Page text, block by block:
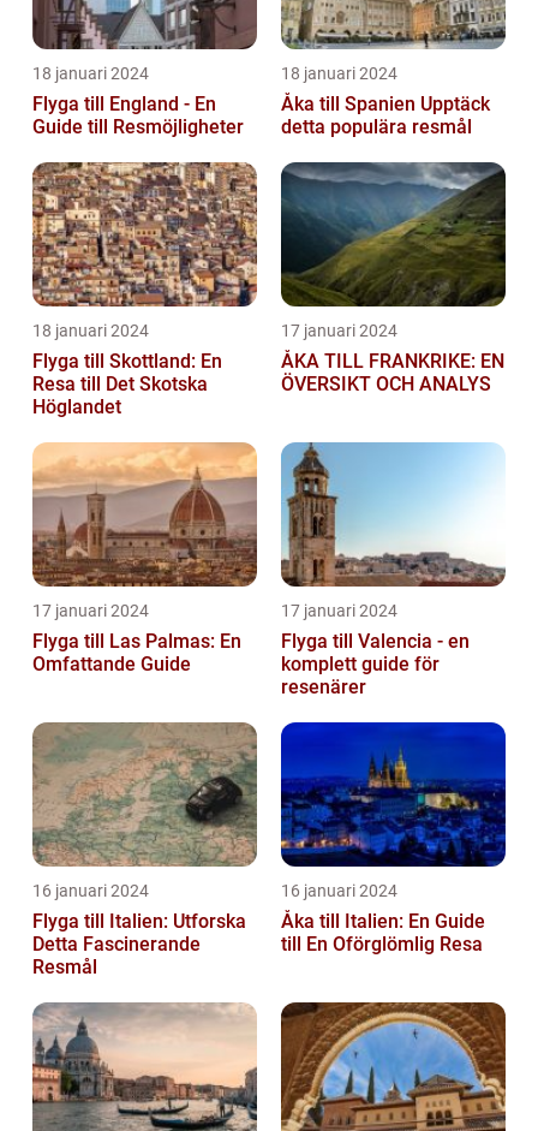
18 januari 2024
Flyga till England - En
Guide till Resmöjligheter
18 januari 2024
Åka till Spanien Upptäck
detta populära resmål
18 januari 2024
Flyga till Skottland: En
Resa till Det Skotska
Höglandet
17 januari 2024
ÅKA TILL FRANKRIKE: EN
ÖVERSIKT OCH ANALYS
17 januari 2024
Flyga till Las Palmas: En
Omfattande Guide
17 januari 2024
Flyga till Valencia - en
komplett guide för
resenärer
16 januari 2024
Flyga till Italien: Utforska
Detta Fascinerande
Resmål
16 januari 2024
Åka till Italien: En Guide
till En Oförglömlig Resa